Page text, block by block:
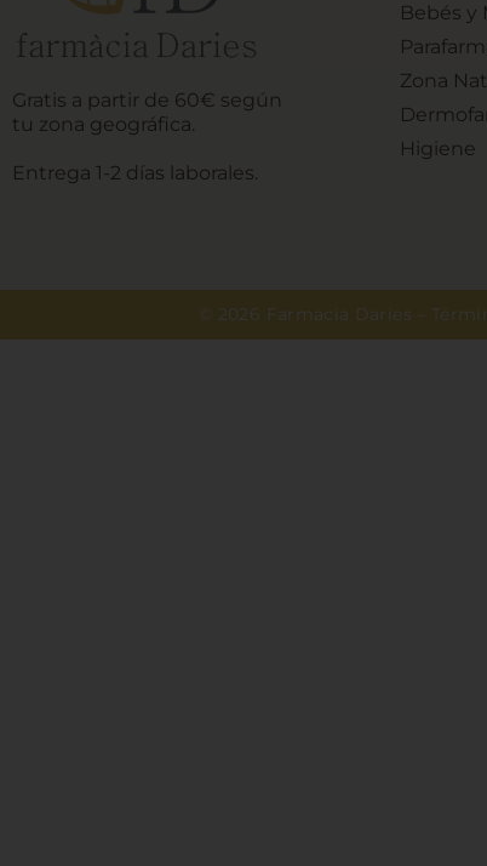
Gratis a partir de 60€ según
tu zona geográfica.
Entrega 1-2 días laborales.
Bebés y
Zona
Higiene
© 2026 Farmacia Daries –